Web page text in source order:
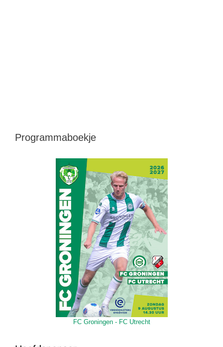
Programmaboekje
FC Groningen - FC Utrecht